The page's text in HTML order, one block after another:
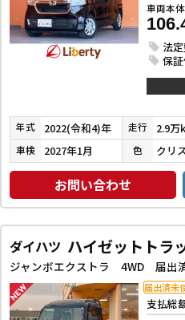
車両本
法
保
年式 2022(令和4)年 走行 2.9万
車検 2027年1月 色
お問い合わせ
ダイハツ ハイゼットトラ
支払総
届出済未